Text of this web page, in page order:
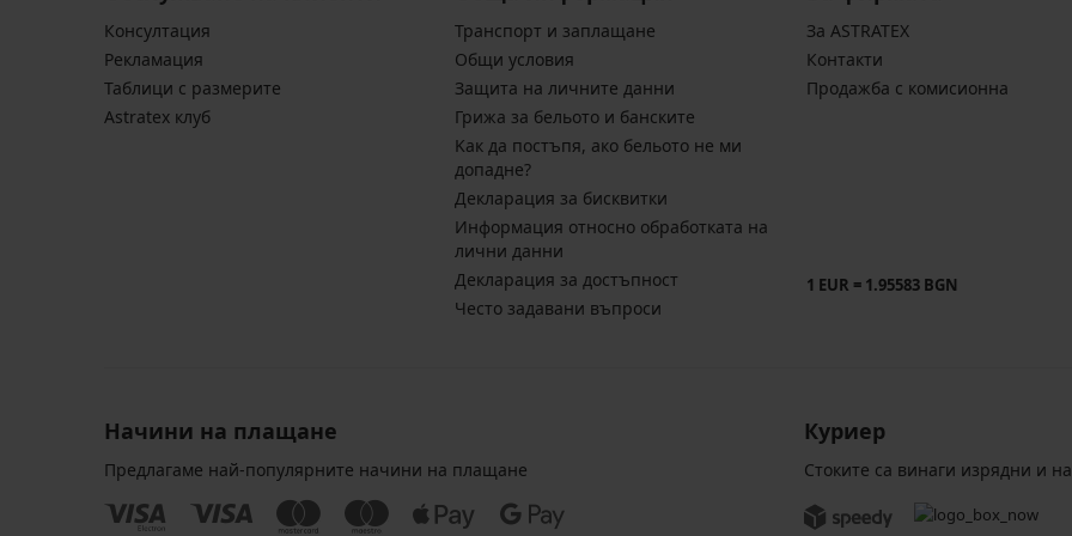
Консултация
Pекламация
Таблици с размерите
Astratex клуб
Транспорт и заплащане
Общи условия
Защита на личните данни
Грижа за бельото и банските
Kак да постъпя, ако бельото не ми
допадне?
Декларация за бисквитки
Информация относно обработката на
лични данни
Декларация за достъпност
Често задавани въпроси
За ASTRATEX
Контакти
Продажба с комисионна
1 EUR = 1.95583 BGN
Начини на плащане
Предлагаме най-популярните начини на плащане
Куриер
Стоките са винаги изрядни и